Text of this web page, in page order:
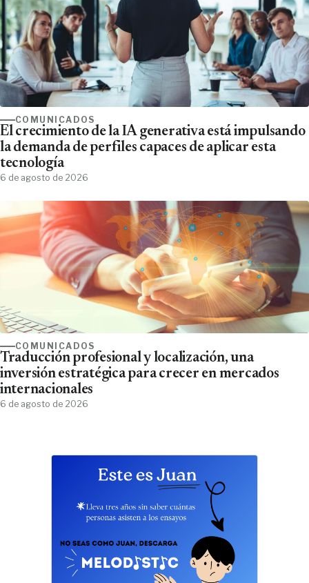
COMUNICADOS
El crecimiento de la IA generativa está impulsando
la demanda de perfiles capaces de aplicar esta
tecnología
6 de agosto de 2026
COMUNICADOS
Traducción profesional y localización, una
inversión estratégica para crecer en mercados
internacionales
6 de agosto de 2026